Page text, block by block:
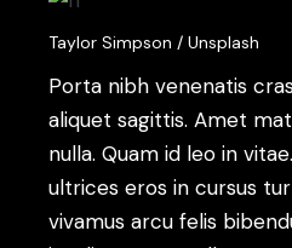
Taylor Simpson / Unsplash
Porta nibh venenatis
aliquet sagittis. Amet
nulla. Quam id leo in
ultrices eros in cursus
vivamus arcu felis